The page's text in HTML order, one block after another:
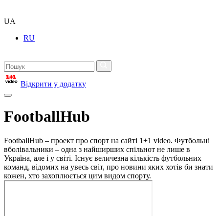
UA
RU
Відкрити у додатку
FootballHub
FootballHub – проект про спорт на сайті 1+1 video. Футбольні
вболівальники – одна з найширших спільнот не лише в
Україна, але і у світі. Існує величезна кількість футбольних
команд, відомих на увесь світ, про новини яких хотів би знати
кожен, хто захоплюється цим видом спорту.